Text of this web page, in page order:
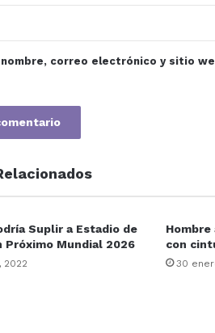
nombre, correo electrónico y sitio
Suplir a Estadio de
Próximo Mundial 2026
2022
con
30